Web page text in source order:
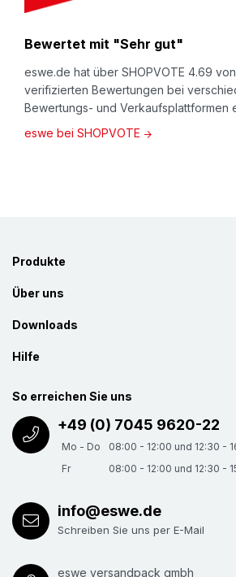
Bewertet mit "Sehr gut"
eswe.de hat über SHOPVOTE 4.69
verifizierten Bewertungen bei
Bewertungs- und Verkaufsplattformen
eswe bei SHOPVOTE
Produkte
Über uns
Downloads
Hilfe
So erreichen Sie uns
+49 (0) 7045 9620-22
Mo - Do
08:00 - 12:00 und 12:30 -
Fr
08:00 - 12:00 und 12:30 -
info@eswe.de
Schreiben Sie uns per E-Mail
eswe versandpack gmbh